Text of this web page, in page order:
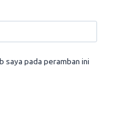
saya pada peramban ini